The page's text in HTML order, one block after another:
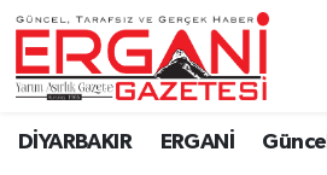
DİYARBAKIR ERGANİ Güncel
DİYARBAKIR
BİSMİL
BAĞLAR
ERGANİ
Ergani Nöbetçi Eczaneler
Ergani Hava Durumu